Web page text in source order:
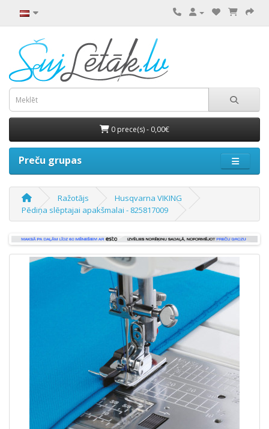
0 prece(s) - 0,00€
Preču grupas
Ražotājs
Husqvarna VIKING
Pēdiņa slēptajai apakšmalai - 825817009